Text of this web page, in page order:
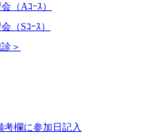
（Aｺｰｽ）
（Sｺｰｽ）
＞
欄に参加日記入